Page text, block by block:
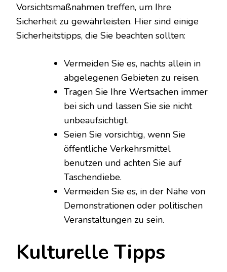
Vorsichtsmaßnahmen treffen, um Ihre
Sicherheit zu gewährleisten. Hier sind einige
Sicherheitstipps, die Sie beachten sollten:
Vermeiden Sie es, nachts allein in
abgelegenen Gebieten zu reisen.
Tragen Sie Ihre Wertsachen immer
bei sich und lassen Sie sie nicht
unbeaufsichtigt.
Seien Sie vorsichtig, wenn Sie
öffentliche Verkehrsmittel
benutzen und achten Sie auf
Taschendiebe.
Vermeiden Sie es, in der Nähe von
Demonstrationen oder politischen
Veranstaltungen zu sein.
Kulturelle Tipps